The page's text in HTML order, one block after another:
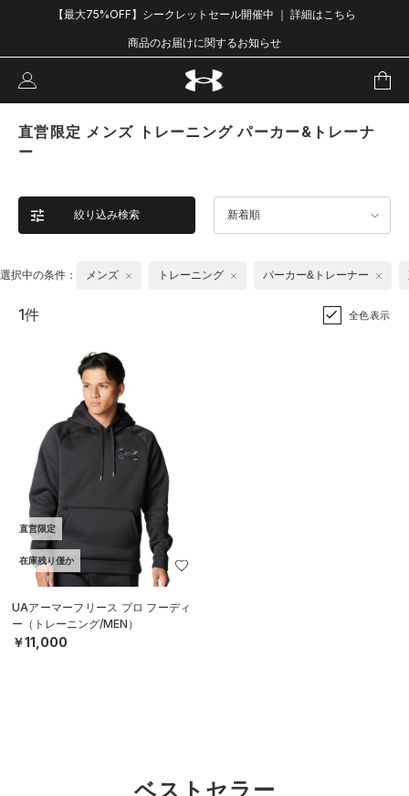
【最大75%OFF】シークレットセール開催中 ｜ 詳細はこちら
商品のお届けに関するお知らせ
直営限定 メンズ トレーニング パーカー&トレーナ
ー
絞り込み検索 新着順
選択中の条件： メンズ トレーニング パーカー&トレーナー
1件 全色表示
直営限定
在庫残り僅か
UAアーマーフリース プロ フーディ
ー（トレーニング/MEN）
￥11,000
ベストセラー